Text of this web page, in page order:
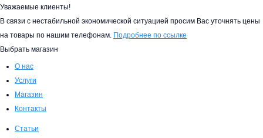
Уважаемые клиенты!
В связи с нестабильной экономической ситуацией просим Вас уточнять цены
на товары по нашим телефонам. Подробнее по ссылке
Выбрать магазин
О нас
Услуги
Магазин
Контакты
Статьи